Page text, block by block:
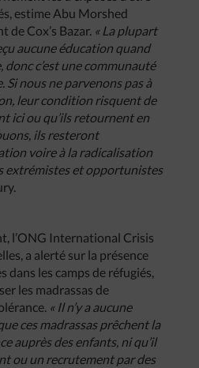
estime Abu Morshed
de Cox’s Bazar. « La plupart
aucune éducation quand
c’est une communauté
Si nous ne parvenons pas à
leur condition risquent de
ici ou qu’ils retournent en
ils resteront
voire à la radicalisation
extrémistes et opportunistes
l’ONG International Crisis
a alerté sur la présence
dans les camps de réfugiés,
les madrassas de
« Il n’y a aucune
ces madrassas prêchent la
auprès des enfants, ni qu’il
ou un recrutement par des